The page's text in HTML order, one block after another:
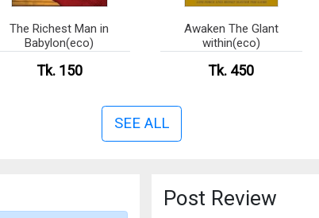
The Richest Man in
Babylon(eco)
Tk. 150
Awaken The Glant
within(eco)
Tk. 450
SEE ALL
Post Review